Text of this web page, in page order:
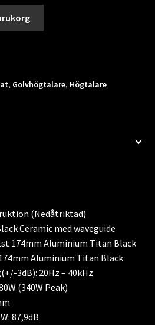
, Golvhögtalare, Högtalare
(Nedåtriktad)
Ceramic med waveguide
174mm Aluminium Titan Black
Aluminium Titan Black
3dB): 20Hz – 40kHz
(340W Peak)
87,9dB